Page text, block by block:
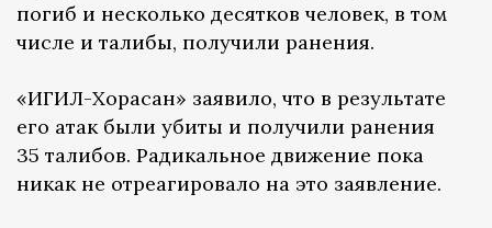
погиб и несколько десятков человек, в том
числе и талибы, получили ранения.
«ИГИЛ-Хорасан» заявило, что в результате
его атак были убиты и получили ранения
35 талибов. Радикальное движение пока
никак не отреагировало на это заявление.